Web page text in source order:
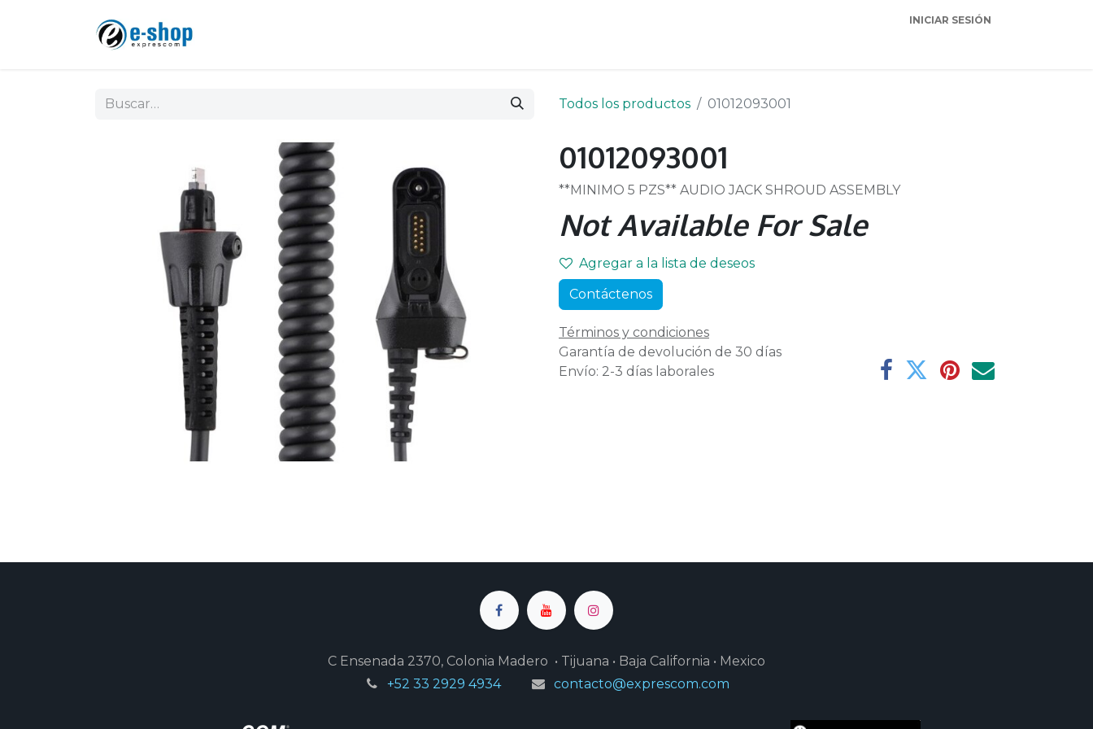
INICIAR SESIÓN
Todos los productos 01012093001
01012093001
**MINIMO 5 PZS** AUDIO JACK SHROUD ASSEMBLY
Not Available For Sale
Agregar a la lista de deseos
Contáctenos
Términos y condiciones
Garantía de devolución de 30 días
Envío: 2-3 días laborales
C Ensenada 2370, Colonia Madero • Tijuana • Baja California • Mexico
+52 33 2929 4934
contacto@exprescom.com